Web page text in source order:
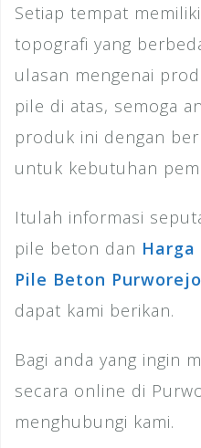
Setiap tempat
topografi yang
ulasan mengenai
pile di atas, semoga
produk ini dengan
untuk kebutuhan
Itulah informasi
pile beton dan
Pile Beton Purworejo
dapat kami berikan.
Bagi anda yang ingin
secara online di
menghubungi kami.